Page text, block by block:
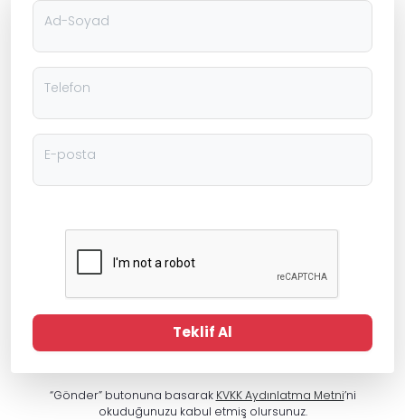
Ad-Soyad
Telefon
E-posta
Teklif Al
“Gönder” butonuna basarak KVKK Aydınlatma Metni’ni
okuduğunuzu kabul etmiş olursunuz.